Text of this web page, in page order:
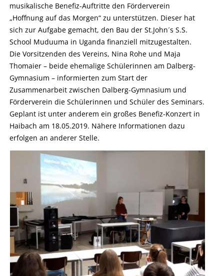
musikalische Benefiz-Auftritte den Förderverein
„Hoffnung auf das Morgen“ zu unterstützen. Dieser hat
sich zur Aufgabe gemacht, den Bau der St.John´s S.S.
School Muduuma in Uganda finanziell mitzugestalten.
Die Vorsitzenden des Vereins, Nina Rohe und Maja
Thomaier – beide ehemalige Schülerinnen am Dalberg-
Gymnasium – informierten zum Start der
Zusammenarbeit zwischen Dalberg-Gymnasium und
Förderverein die Schülerinnen und Schüler des Seminars.
Geplant ist unter anderem ein großes Benefiz-Konzert in
Haibach am 18.05.2019. Nähere Informationen dazu
erfolgen an anderer Stelle.